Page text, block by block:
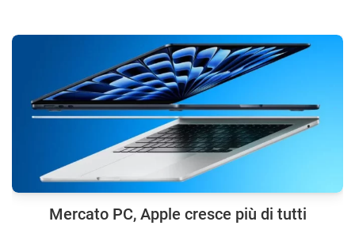
Mercato PC, Apple cresce più di tutti